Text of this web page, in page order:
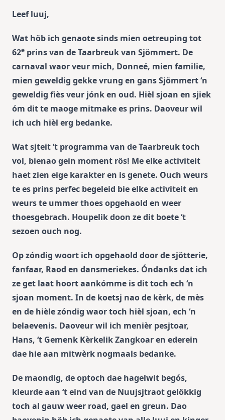
Leef luuj,
Wat höb ich genaote sinds mien oetreuping tot
62e prins van de Taarbreuk van Sjömmert. De
carnaval waor veur mich, Donneé, mien familie,
mien geweldig gekke vrung en gans Sjömmert ‘n
geweldig fiès veur jónk en oud. Hièl sjoan en sjiek
óm dit te maoge mitmake es prins. Daoveur wil
ich uch hièl erg bedanke.
Wat sjteit ‘t programma van de Taarbreuk toch
vol, bienao gein moment rös! Me elke activiteit
haet zien eige karakter en is genete. Ouch weurs
te es prins perfec begeleid bie elke activiteit en
weurs te ummer thoes opgehaold en weer
thoesgebrach. Houpelik doon ze dit boete ‘t
sezoen ouch nog.
Op zóndig woort ich opgehaold door de sjötterie,
fanfaar, Raod en dansmeriekes. Óndanks dat ich
ze get laat hoort aankómme is dit toch ech ‘n
sjoan moment. In de koetsj nao de kèrk, de mès
en de hièle zóndig waor toch hièl sjoan, ech ‘n
belaevenis. Daoveur wil ich menièr pesjtoar,
Hans, ‘t Gemenk Kèrkelik Zangkoar en ederein
dae hie aan mitwèrk nogmaals bedanke.
De maondig, de optoch dae hagelwit begós,
kleurde aan ‘t eind van de Nuujsjtraot gelökkig
toch al gauw weer road, gael en greun. Dao